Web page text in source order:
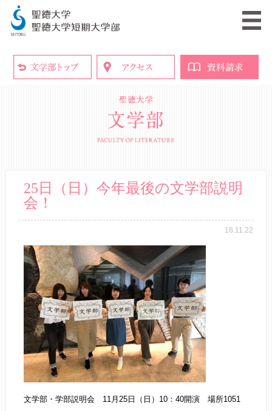
25日（日）今年最後の文学部説明
会！
18.11.22
文学部・学部説明会 11月25日（日）10：40開演 場所1051